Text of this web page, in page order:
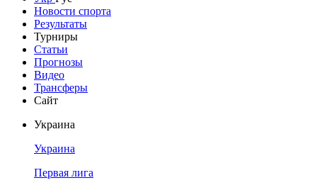
Новости спорта
Результаты
Турниры
Статьи
Прогнозы
Видео
Трансферы
Сайт
Украина
Украина
Первая лига